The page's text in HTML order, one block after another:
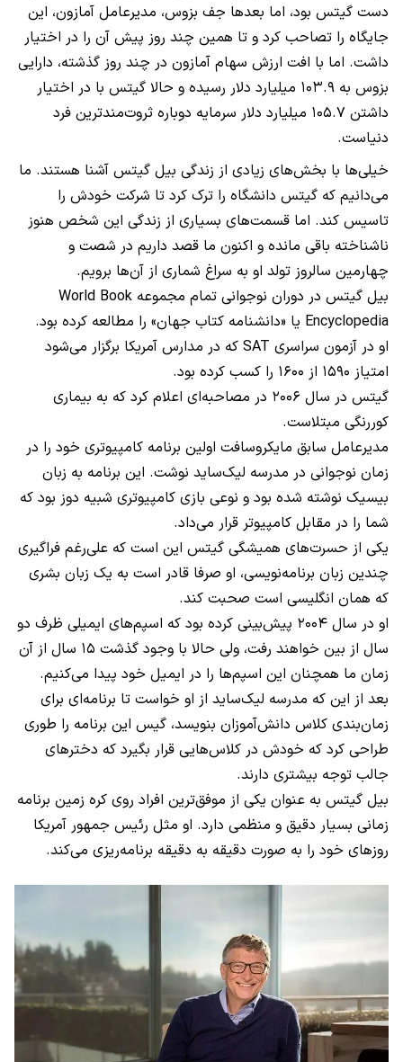
دست گیتس بود، اما بعدها جف بزوس، مدیرعامل آمازون، این
جایگاه را تصاحب کرد و تا همین چند روز پیش آن را در اختیار
داشت. اما با افت ارزش سهام آمازون در چند روز گذشته، دارایی
بزوس به ۱۰۳.۹ میلیارد دلار رسیده و حالا گیتس با در اختیار
داشتن ۱۰۵.۷ میلیارد دلار سرمایه دوباره ثروت‌مندترین فرد
دنیاست.
خیلی‌ها با بخش‌های زیادی از زندگی بیل گیتس آشنا هستند. ما
می‌دانیم که گیتس دانشگاه را ترک کرد تا شرکت خودش را
تاسیس کند. اما قسمت‌های بسیاری از زندگی این شخص هنوز
ناشناخته باقی مانده و اکنون ما قصد داریم در شصت و
چهارمین سالروز تولد او به سراغ شماری از آن‌ها برویم.
بیل گیتس در دوران نوجوانی تمام مجموعه World Book
Encyclopedia یا «دانشنامه کتاب جهان» را مطالعه کرده بود.
او در آزمون سراسری SAT که در مدارس آمریکا برگزار می‌شود
امتیاز ۱۵۹۰ از ۱۶۰۰ را کسب کرده بود.
گیتس در سال ۲۰۰۶ در مصاحبه‌ای اعلام کرد که به بیماری
کوررنگی مبتلاست.
مدیرعامل سابق مایکروسافت اولین برنامه کامپیوتری خود را در
زمان نوجوانی در مدرسه لیک‌ساید نوشت. این برنامه به زبان
بیسیک نوشته شده بود و نوعی بازی کامپیوتری شبیه دوز بود که
شما را در مقابل کامپیوتر قرار می‌داد.
یکی از حسرت‌های همیشگی گیتس این است که علی‌رغم فراگیری
چندین زبان برنامه‌نویسی، او صرفا قادر است به یک زبان بشری
که همان انگلیسی است صحبت کند.
او در سال ۲۰۰۴ پیش‌بینی کرده بود که اسپم‌های ایمیلی ظرف دو
سال از بین خواهند رفت، ولی حالا با وجود گذشت ۱۵ سال از آن
زمان ما همچنان این اسپم‌ها را در ایمیل خود پیدا می‌کنیم.
بعد از این که مدرسه لیک‌ساید از او خواست تا برنامه‌ای برای
زمان‌بندی کلاس دانش‌آموزان بنویسد، گیس این برنامه را طوری
طراحی کرد که خودش در کلاس‌هایی قرار بگیرد که دخترهای
جالب توجه بیشتری دارند.
بیل گیتس به عنوان یکی از موفق‌ترین افراد روی کره زمین برنامه
زمانی بسیار دقیق و منظمی دارد. او مثل رئیس جمهور آمریکا
روزهای خود را به صورت دقیقه به دقیقه برنامه‌ریزی می‌کند.